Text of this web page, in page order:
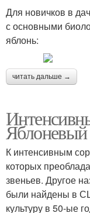
Для новичков в
с основными
яблонь:
читать дальше →
Яблоневый
К интенсивным
которых
звеньев. Другое
были найдены в
культуру в 50-ые